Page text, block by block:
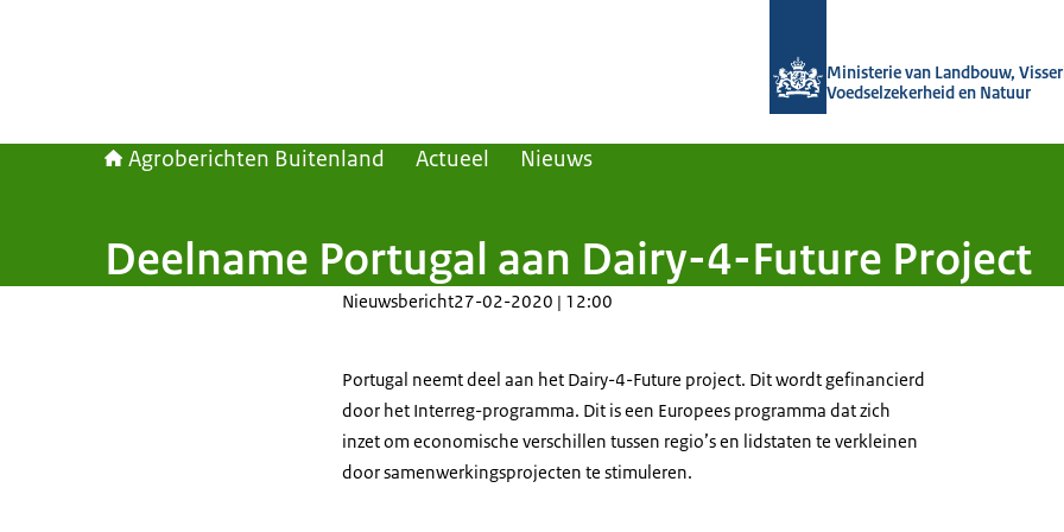
Ministerie van Landbouw,
Voedselzekerheid en Natuur
Agroberichten Buitenland Actueel Nieuws
Deelname Portugal aan Dairy-4-Future Project
Nieuwsbericht27-02-2020 | 12:00
Portugal neemt deel aan het Dairy-4-Future project. Dit wordt gefinancierd
door het Interreg-programma. Dit is een Europees programma dat zich
inzet om economische verschillen tussen regio’s en lidstaten te verkleinen
door samenwerkingsprojecten te stimuleren.